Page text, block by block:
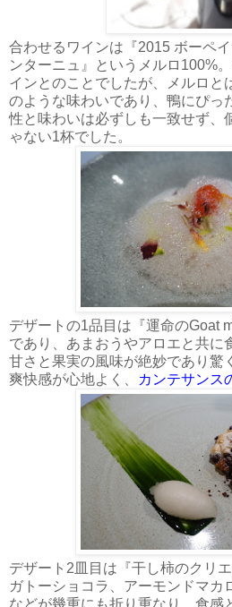
合わせるワインは『2015 ボー
ンターニュ』というメルロ100%
インとのことでしたが、メルロと
のような味わいであり、鴨にぴっ
性と味わいは必ずしも一致せず、
ゃない1杯でした。
デザートの1品目は『運命のGoat
であり、あまおうやアロエと共に
甘さと果実の風味が絶妙であり驚
爽快感が心地よく、
カンテサンス
デザート2皿目は『干し柿のクリ
ガトーショコラ、アーモンドマカ
などが幾重にも折り重なり、食感